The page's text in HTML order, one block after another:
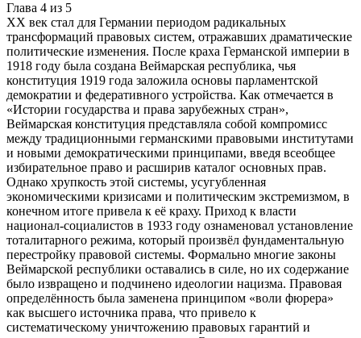
Глава 4 из 5
XX век стал для Германии периодом радикальных
трансформаций правовых систем, отражавших драматические
политические изменения. После краха Германской империи в
1918 году была создана Веймарская республика, чья
конституция 1919 года заложила основы парламентской
демократии и федеративного устройства. Как отмечается в
«Истории государства и права зарубежных стран»,
Веймарская конституция представляла собой компромисс
между традиционными германскими правовыми институтами
и новыми демократическими принципами, введя всеобщее
избирательное право и расширив каталог основных прав.
Однако хрупкость этой системы, усугубленная
экономическими кризисами и политическим экстремизмом, в
конечном итоге привела к её краху. Приход к власти
национал-социалистов в 1933 году ознаменовал установление
тоталитарного режима, который произвёл фундаментальную
перестройку правовой системы. Формально многие законы
Веймарской республики оставались в силе, но их содержание
было извращено и подчинено идеологии нацизма. Правовая
определённость была заменена принципом «воли фюрера»
как высшего источника права, что привело к
систематическому уничтожению правовых гарантий и